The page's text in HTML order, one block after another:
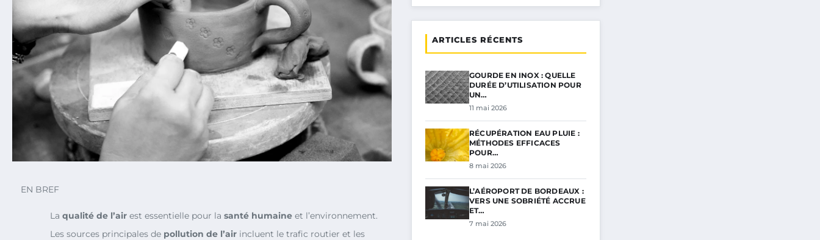
EN BREF
La qualité de l’air est essentielle pour la santé humaine et l’environnement.
Les sources principales de pollution de l’air incluent le trafic routier et les
ARTICLES RÉCENTS
GOURDE EN INOX : QUELLE
DURÉE D’UTILISATION POUR
UN…
11 mai 2026
RÉCUPÉRATION EAU PLUIE :
MÉTHODES EFFICACES
POUR…
8 mai 2026
L’AÉROPORT DE BORDEAUX :
VERS UNE SOBRIÉTÉ ACCRUE
ET…
7 mai 2026